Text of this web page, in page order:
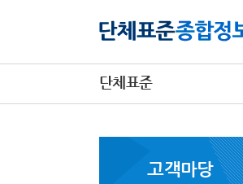
단체표준
고객마당